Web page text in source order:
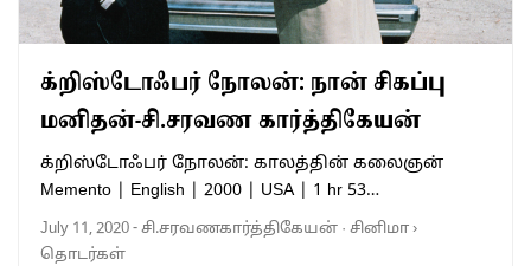
க்றிஸ்டோஃபர் நோலன்: நான் சிகப்பு
மனிதன்-சி.சரவண கார்த்திகேயன்
க்றிஸ்டோஃபர் நோலன்: காலத்தின் கலைஞன்
Memento | English | 2000 | USA | 1 hr 53…
July 11, 2020-சி.சரவணகார்த்திகேயன் · சினிமா›
தொடர்கள்